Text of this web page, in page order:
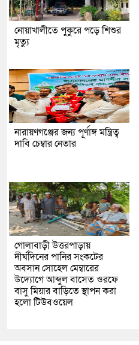
নোয়াখালীতে পুকুরে পড়ে শিশুর
মৃত্যু
নারায়ণগঞ্জের জন্য পূর্ণাঙ্গ মন্ত্রিত্ব
দাবি চেম্বার নেতার
গোলাবাড়ী উত্তরপাড়ায়
দীর্ঘদিনের পানির সংকটের
অবসান সোহেল মেম্বারের
উদ্যোগে আব্দুল বাসেত ওরফে
বাসু মিয়ার বাড়িতে স্থাপন করা
হলো টিউবওয়েল